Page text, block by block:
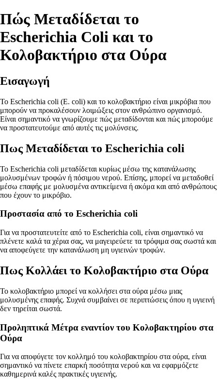
Πώς Μεταδίδεται το
Escherichia Coli και το
Κολοβακτήριο στα Ούρα
Εισαγωγή
Το Escherichia coli (E. coli) και το κολοβακτήριο είναι μικρόβια που
μπορούν να προκαλέσουν λοιμώξεις στον ανθρώπινο οργανισμό.
Είναι σημαντικό να γνωρίζουμε πώς μεταδίδονται και πώς μπορούμε
να προστατευτούμε από αυτές τις μολύνσεις.
Πως Μεταδίδεται το Escherichia coli
Το Escherichia coli μεταδίδεται κυρίως μέσω της κατανάλωσης
μολυσμένων τροφών ή πόσιμου νερού. Επίσης, μπορεί να μεταδοθεί
μέσω επαφής με μολυσμένα αντικείμενα ή ακόμα και από ανθρώπους
που έχουν το μικρόβιο.
Προστασία από το Escherichia coli
Για να προστατευτείτε από το Escherichia coli, είναι σημαντικό να
πλένετε καλά τα χέρια σας, να μαγειρεύετε τα τρόφιμα σας σωστά και
να αποφεύγετε την κατανάλωση μη υγιεινών τροφών.
Πως Κολλάει το Κολοβακτήριο στα Ούρα
Το κολοβακτήριο μπορεί να κολλήσει στα ούρα μέσω μιας
μολυσμένης επαφής. Συχνά συμβαίνει σε περιπτώσεις όπου η υγιεινή
δεν τηρείται σωστά.
Προληπτικά Μέτρα εναντίον του Κολοβακτηρίου στα
Ούρα
Για να αποφύγετε τον κολλημό του κολοβακτηρίου στα ούρα, είναι
σημαντικό να πίνετε επαρκή ποσότητα νερού και να εφαρμόζετε
καθημερινά καλές πρακτικές υγιεινής.